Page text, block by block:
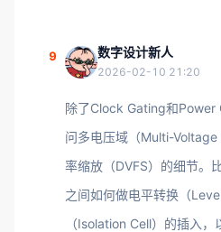
9 数字设计新人
2026-02-10 21:20
除了Clock Gating和Power
问多电压域（Multi-
率缩放（DVFS）的细节。
之间如何做电平转换（
（Isolation Cell）的插入